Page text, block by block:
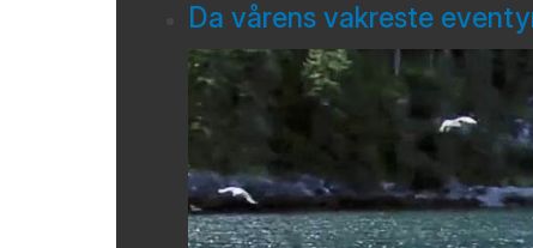
Da vårens vakreste